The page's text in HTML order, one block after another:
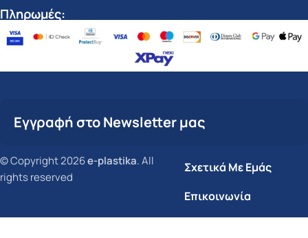
Πληρωμές:
Εγγραφή στο Newsletter μας
© Copyright 2026e-plastika. All
rights reserved
Σχετικά Με Εμάς
Επικοινωνία